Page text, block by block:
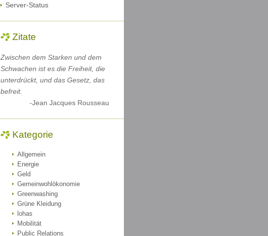
Server-Status
Zitate
Zwischen dem Starken und dem
Schwachen ist es die Freiheit, die
unterdrückt, und das Gesetz, das
befreit.
-Jean Jacques Rousseau
Kategorie
Allgemein
Energie
Geld
Gemeinwohlökonomie
Greenwashing
Grüne Kleidung
lohas
Mobilität
Public Relations